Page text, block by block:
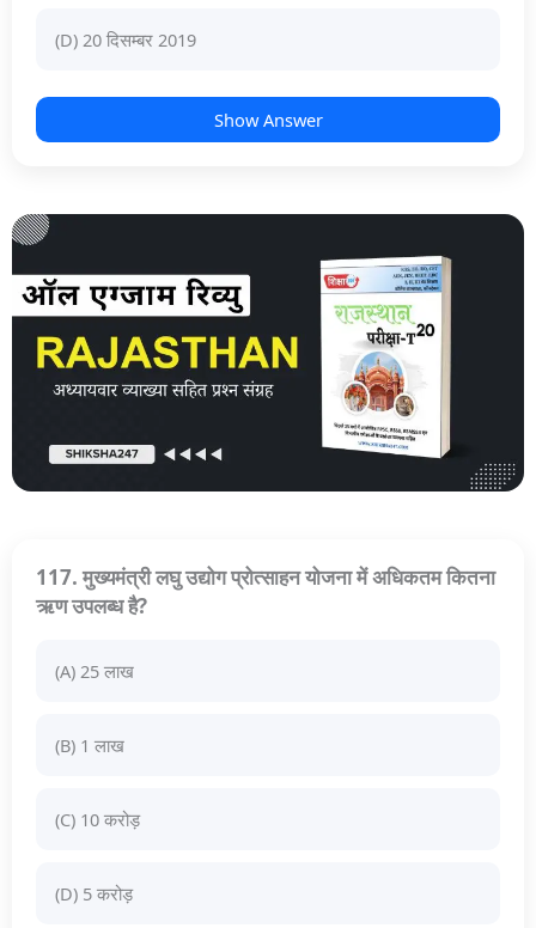
(D) 20 दिसम्बर 2019
Show Answer
117. मुख्यमंत्री लघु उद्योग प्रोत्साहन योजना में अधिकतम कितना
ऋण उपलब्ध है?
(A) 25 लाख
(B) 1 लाख
(C) 10 करोड़
(D) 5 करोड़